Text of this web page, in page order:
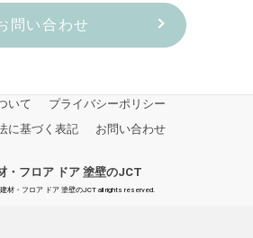
問い合わせ
いて
プライバシーポリシー
に基づく表記
お問い合わせ
・フロア ドア 塗壁のJCT
材・フロア ドア 塗壁のJCT all rights reserved.